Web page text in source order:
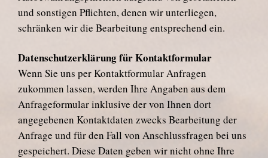
und sonstigen Pflichten, denen wir unterliegen,
schränken wir die Bearbeitung entsprechend ein.
Datenschutzerklärung für Kontaktformular
Wenn Sie uns per Kontaktformular Anfragen
zukommen lassen, werden Ihre Angaben aus dem
Anfrageformular inklusive der von Ihnen dort
angegebenen Kontaktdaten zwecks Bearbeitung der
Anfrage und für den Fall von Anschlussfragen bei uns
gespeichert. Diese Daten geben wir nicht ohne Ihre